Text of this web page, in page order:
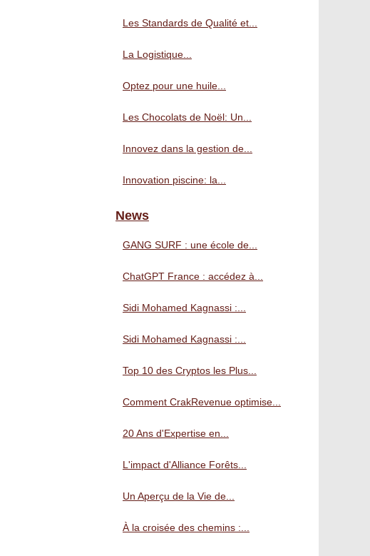
Les Standards de Qualité et...
La Logistique...
Optez pour une huile...
Les Chocolats de Noël: Un...
Innovez dans la gestion de...
Innovation piscine: la...
News
GANG SURF : une école de...
ChatGPT France : accédez à...
Sidi Mohamed Kagnassi :...
Sidi Mohamed Kagnassi :...
Top 10 des Cryptos les Plus...
Comment CrakRevenue optimise...
20 Ans d'Expertise en...
L'impact d'Alliance Forêts...
Un Aperçu de la Vie de...
À la croisée des chemins :...